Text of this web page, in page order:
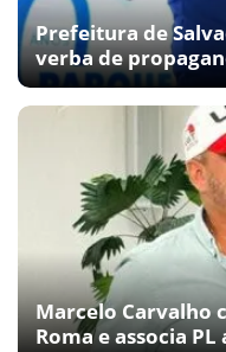
Prefeitura de
verba de
Marcelo Carvalho
Roma e associa